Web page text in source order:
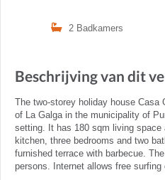
2 Badkamers
Beschrijving van dit
The two-storey holiday house Casa
of La Galga in the municipality of
setting. It has 180 sqm living
kitchen, three bedrooms and two
furnished terrace with barbecue.
persons. Internet allows free surfing